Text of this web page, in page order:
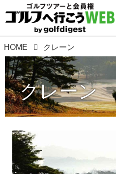
HOME クレーン
クレーン